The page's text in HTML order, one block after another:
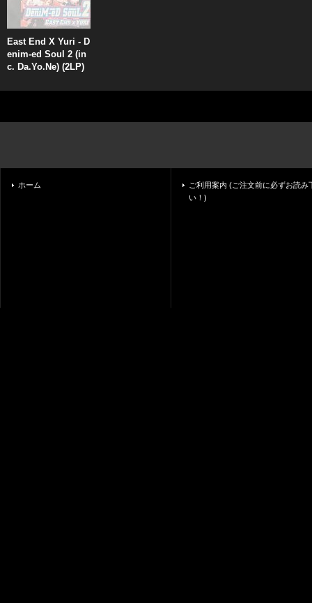
East End X Yuri - D
enim-ed Soul 2 (in
c. Da.Yo.Ne) (2LP)
ホーム
ご利用案内 (ご注文前に必ずお読み
い！)